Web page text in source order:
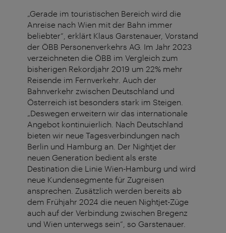
„Gerade im touristischen Bereich wird die
Anreise nach Wien mit der Bahn immer
beliebter“, erklärt Klaus Garstenauer, Vorstand
der ÖBB Personenverkehrs AG. Im Jahr 2023
verzeichneten die ÖBB im Vergleich zum
bisherigen Rekordjahr 2019 um 22% mehr
Reisende im Fernverkehr. Auch der
Bahnverkehr zwischen Deutschland und
Österreich ist besonders stark im Steigen.
„Deswegen erweitern wir das internationale
Angebot kontinuierlich. Nach Deutschland
bieten wir neue Tagesverbindungen nach
Berlin und Hamburg an. Der Nightjet der
neuen Generation bedient als erste
Destination die Linie Wien-Hamburg und wird
neue Kundensegmente für Zugreisen
ansprechen. Zusätzlich werden bereits ab
dem Frühjahr 2024 die neuen Nightjet-Züge
auch auf der Verbindung zwischen Bregenz
und Wien unterwegs sein“, so Garstenauer.